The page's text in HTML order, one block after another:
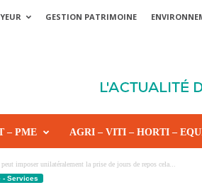
GESTION PATRIMOINE
– PME AGRI – VITI – HORTI –
imposer unilatéralement la prise de jours de repos cela...
- Services